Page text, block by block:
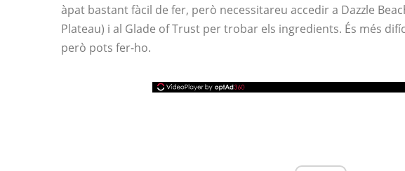
àpat bastant fàcil de fer, però necessitareu accedir a Dazzle
Plateau) i al Glade of Trust per trobar els ingredients. És més
però pots fer-ho.